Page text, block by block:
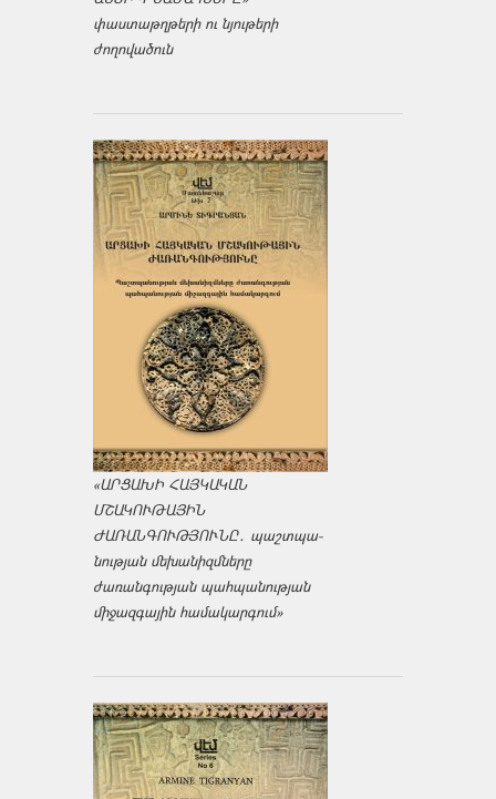
փաստաթղթերի ու նյութերի
ժողովածուն
«ԱՐՑԱԽԻ ՀԱՅԿԱԿԱՆ
ՄՇԱԿՈՒԹԱՅԻՆ
ԺԱՌԱՆԳՈՒԹՅՈՒՆԸ․ պաշտպա­
նության մեխանիզմները
ժառանգության պահպանության
միջազ­գային համակարգում»